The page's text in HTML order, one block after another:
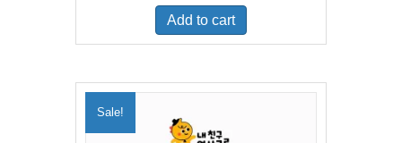
was:
$230.00.
is:
Add to cart
Sale!